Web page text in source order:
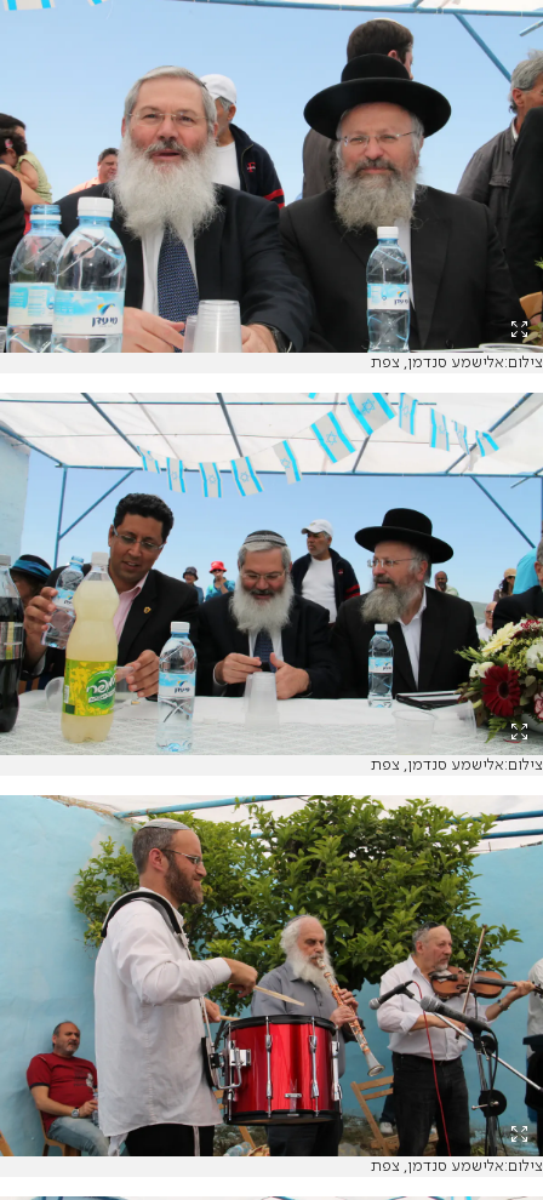
צילום:אלישמע סנדמן, צפת
צילום:אלישמע סנדמן, צפת
צילום:אלישמע סנדמן, צפת